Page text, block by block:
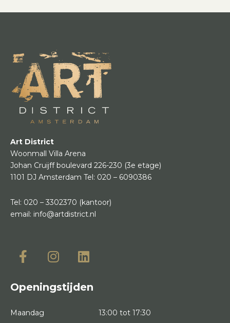
Art District
Woonmall Villa Arena
Johan Cruijff boulevard 226-230 (3e etage)
1101 DJ Amsterdam Tel: 020 – 6090386
Tel: 020 – 3302370 (kantoor)
email: info@artdistrict.nl
Openingstijden
Maandag
13:00 tot 17:30